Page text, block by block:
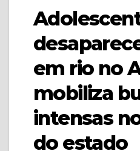
em rio no
mobiliza
intensas
do estado